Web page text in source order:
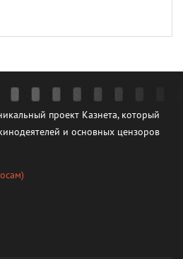
проект Казнета, который
и основных цензоров